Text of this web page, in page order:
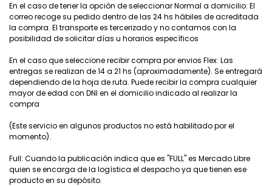
En el caso de tener la opción de seleccionar Normal a domicilio: El
correo recoge su pedido dentro de las 24 hs hábiles de acreditada
la compra. El transporte es tercerizado y no contamos con la
posibilidad de solicitar días u horarios específicos
En el caso que seleccione recibir compra por envios Flex: Las
entregas se realizan de 14 a 21 hs (aproximadamente). Se entregará
dependiendo de la hoja de ruta. Puede recibir la compra cualquier
mayor de edad con DNI en el domicilio indicado al realizar la
compra
(Este servicio en algunos productos no está habilitado por el
momento).
Full: Cuando la publicación indica que es "FULL" es Mercado Libre
quien se encarga de la logística el despacho ya que tienen ese
producto en su depósito.